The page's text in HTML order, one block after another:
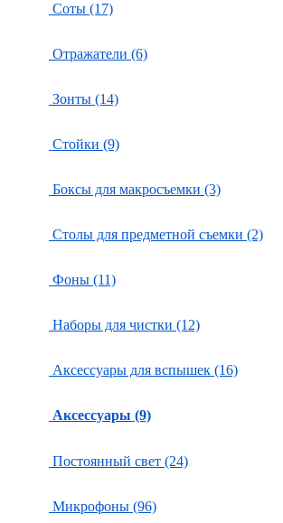
Соты (17)
Отражатели (6)
Зонты (14)
Стойки (9)
Боксы для макросъемки (3)
Столы для предметной съемки (2)
Фоны (11)
Наборы для чистки (12)
Аксессуары для вспышек (16)
Аксессуары (9)
Постоянный свет (24)
Микрофоны (96)